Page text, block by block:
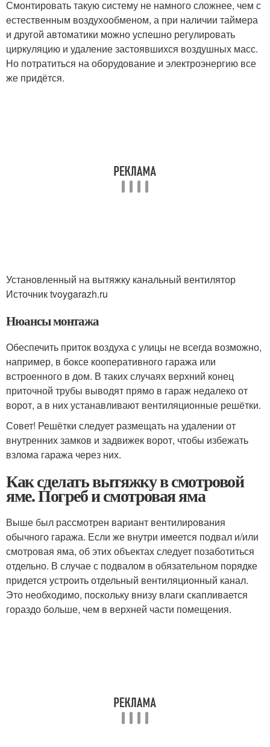
Смонтировать такую систему не намного сложнее, чем с
естественным воздухообменом, а при наличии таймера
и другой автоматики можно успешно регулировать
циркуляцию и удаление застоявшихся воздушных масс.
Но потратиться на оборудование и электроэнергию все
же придётся.
Установленный на вытяжку канальный вентилятор
Источник tvoygarazh.ru
Нюансы монтажа
Обеспечить приток воздуха с улицы не всегда возможно,
например, в боксе кооперативного гаража или
встроенного в дом. В таких случаях верхний конец
приточной трубы выводят прямо в гараж недалеко от
ворот, а в них устанавливают вентиляционные решётки.
Совет! Решётки следует размещать на удалении от
внутренних замков и задвижек ворот, чтобы избежать
взлома гаража через них.
Как сделать вытяжку в смотровой
яме. Погреб и смотровая яма
Выше был рассмотрен вариант вентилирования
обычного гаража. Если же внутри имеется подвал и/или
смотровая яма, об этих объектах следует позаботиться
отдельно. В случае с подвалом в обязательном порядке
придется устроить отдельный вентиляционный канал.
Это необходимо, поскольку внизу влаги скапливается
гораздо больше, чем в верхней части помещения.